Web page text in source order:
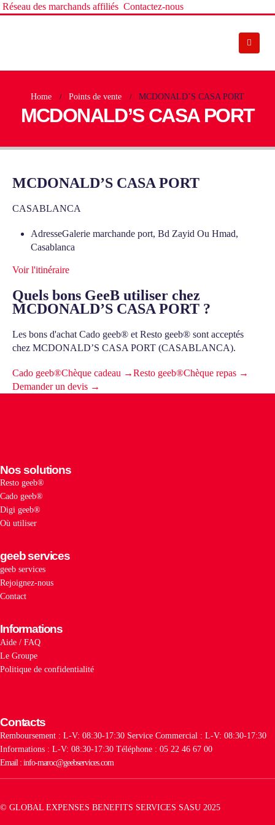
Réseau des marchands affiliés Contactez-nous
Home Points de vente MCDONALD’S CASA PORT
MCDONALD’S CASA PORT
MCDONALD’S CASA PORT
CASABLANCA
AdresseGalerie marchande port, Bd Zayid Ou Hmad,
Casablanca
Voir l'itinéraire
Quels bons GeeB utiliser chez
MCDONALD’S CASA PORT ?
Les bons d'achat Cado geeb® et Resto geeb® sont acceptés
chez MCDONALD’S CASA PORT (CASABLANCA).
Cado geeb®Chèque cadeau →Resto geeb®Chèque repas →
Demander un devis →
Nos solutions
Resto geeb®
Cado geeb®
Digi geeb®
Où utiliser
geeb services
geeb services
Rejoignez-nous
Contact
Informations
Aide / FAQ
Le Groupe
Politique de confidentialité
Contacts
Remboursement : L-V: 08:30-17:30 Service Commercial : L-V: 08:30-17:30
Informations : L-V: 08:30-17:30 Téléphone : 05 22 46 67 00
Email : info-maroc@geebservices.com
© GLOBAL EXPENSES BENEFITS SERVICES SASU 2025